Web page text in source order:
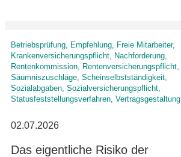
Betriebsprüfung, Empfehlung, Freie Mitarbeiter,
Krankenversicherungspflicht, Nachforderung,
Rentenkommission, Rentenversicherungspflicht,
Säumniszuschläge, Scheinselbstständigkeit,
Sozialabgaben, Sozialversicherungspflicht,
Statusfeststellungsverfahren, Vertragsgestaltung
02.07.2026
Das eigentliche Risiko der